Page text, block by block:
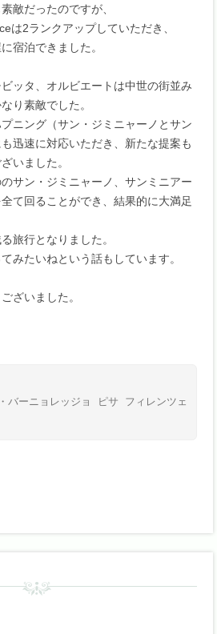
敵だったのですが、
は2ランクアップしていただき、
宿泊できました。
ッタ、オルビエートは中世の街並み
り素敵でした。
ニング（サン・ジミニャーノとサン
迅速に対応いただき、新たな提案も
いました。
サン・ジミニャーノ、サンミニアー
て回ることができ、結果的に大満足
旅行となりました。
みたいねという話もしています。
ざいました。
バーニョレッジョ ピサ
フィレンツェ